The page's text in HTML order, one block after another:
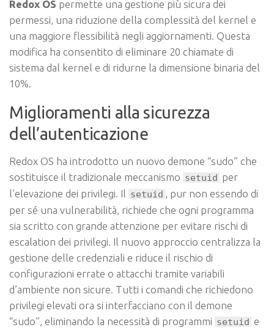
Redox OS permette una gestione più sicura dei
permessi, una riduzione della complessità del kernel e
una maggiore flessibilità negli aggiornamenti. Questa
modifica ha consentito di eliminare 20 chiamate di
sistema dal kernel e di ridurne la dimensione binaria del
10%.
Miglioramenti alla sicurezza
dell’autenticazione
Redox OS ha introdotto un nuovo demone “sudo” che
sostituisce il tradizionale meccanismo setuid per
l’elevazione dei privilegi. Il setuid
, pur non essendo di
per sé una vulnerabilità, richiede che ogni programma
sia scritto con grande attenzione per evitare rischi di
escalation dei privilegi. Il nuovo approccio centralizza la
gestione delle credenziali e riduce il rischio di
configurazioni errate o attacchi tramite variabili
d’ambiente non sicure. Tutti i comandi che richiedono
privilegi elevati ora si interfacciano con il demone
“sudo”, eliminando la necessità di programmi setuid e